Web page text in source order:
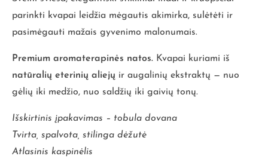
parinkti kvapai leidžia mėgautis akimirka, sulėtėti ir
pasimėgauti mažais gyvenimo malonumais.
Premium aromaterapinės natos. Kvapai kuriami iš
natūralių eterinių aliejų ir augalinių ekstraktų — nuo
gėlių iki medžio, nuo saldžių iki gaivių tonų.
Išskirtinis įpakavimas – tobula dovana
Tvirta, spalvota, stilinga dėžutė
Atlasinis kaspinėlis